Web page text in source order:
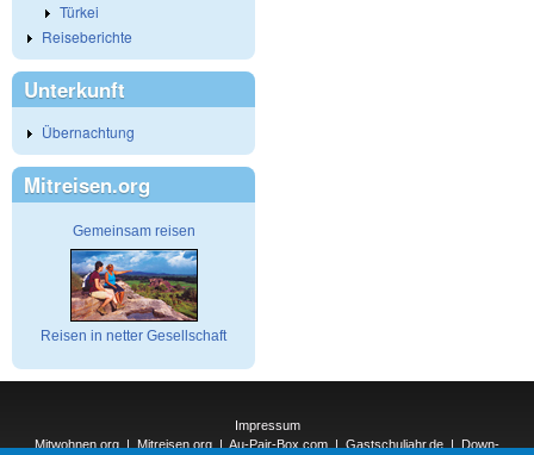
Türkei
Reiseberichte
Unterkunft
Übernachtung
Mitreisen.org
Gemeinsam reisen
Reisen in netter Gesellschaft
Impressum
Mitwohnen.org | Mitreisen.org | Au-Pair-Box.com | Gastschuljahr.de | Down-